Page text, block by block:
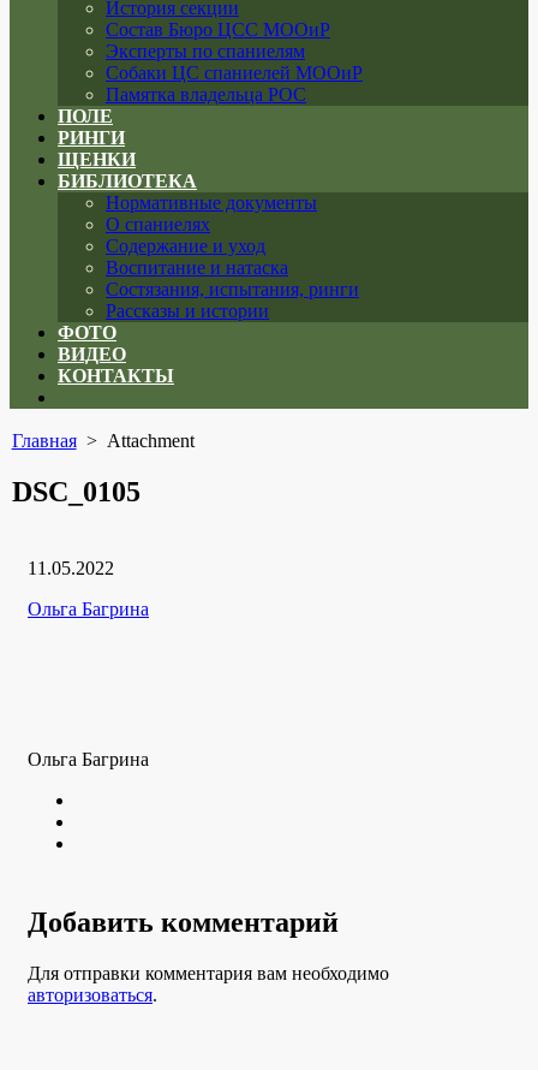
История секции
Состав Бюро ЦСС МООиР
Эксперты по спаниелям
Собаки ЦС спаниелей МООиР
Памятка владельца РОС
ПОЛЕ
РИНГИ
ЩЕНКИ
БИБЛИОТЕКА
Нормативные документы
О спаниелях
Содержание и уход
Воспитание и натаска
Состязания, испытания, ринги
Рассказы и истории
ФОТО
ВИДЕО
КОНТАКТЫ
menu
Главная> Attachment
DSC_0105
Дата
11.05.2022
Рубрики
Автор
Ольга Багрина
Ольга Багрина
Добавить комментарий
Для отправки комментария вам необходимо
авторизоваться.